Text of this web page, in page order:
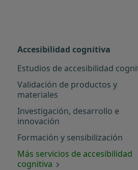
Accesibilidad cognitiva
Estudios de accesibilidad
Validación de productos y
materiales
Investigación, desarrollo e
innovación
Formación y sensibilización
Más servicios de accesibilidad
cognitiva